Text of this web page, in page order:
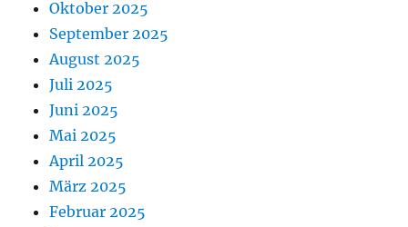
Oktober 2025
September 2025
August 2025
Juli 2025
Juni 2025
Mai 2025
April 2025
März 2025
Februar 2025